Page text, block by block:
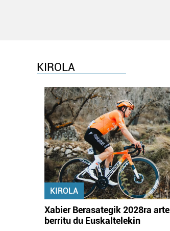
KIROLA
KIROLA
Xabier Berasategik 2028ra arte
berritu du Euskaltelekin